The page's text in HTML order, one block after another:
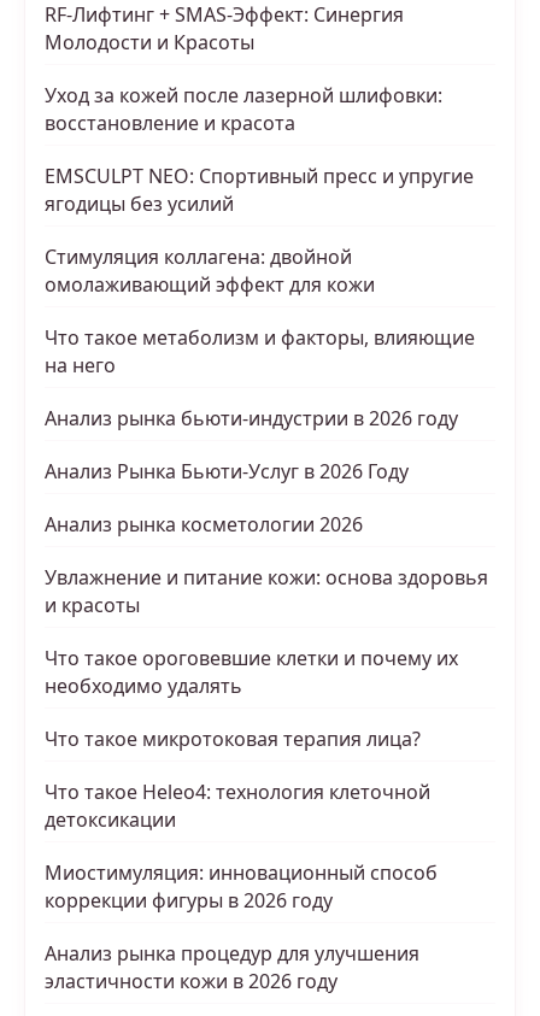
RF-Лифтинг + SMAS-Эффект: Синергия
Молодости и Красоты
Уход за кожей после лазерной шлифовки:
восстановление и красота
EMSCULPT NEO: Спортивный пресс и упругие
ягодицы без усилий
Стимуляция коллагена: двойной
омолаживающий эффект для кожи
Что такое метаболизм и факторы, влияющие
на него
Анализ рынка бьюти-индустрии в 2026 году
Анализ Рынка Бьюти-Услуг в 2026 Году
Анализ рынка косметологии 2026
Увлажнение и питание кожи: основа здоровья
и красоты
Что такое ороговевшие клетки и почему их
необходимо удалять
Что такое микротоковая терапия лица?
Что такое Heleo4: технология клеточной
детоксикации
Миостимуляция: инновационный способ
коррекции фигуры в 2026 году
Анализ рынка процедур для улучшения
эластичности кожи в 2026 году